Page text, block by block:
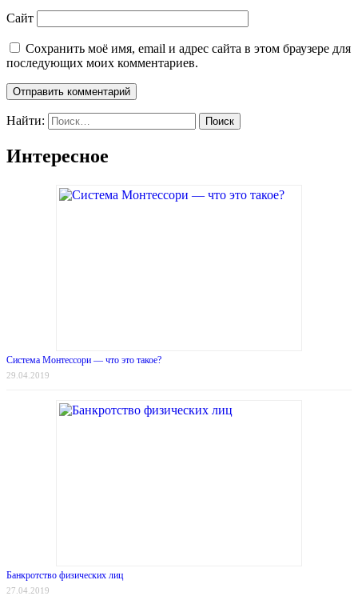
Сайт
Сохранить моё имя, email и адрес сайта в этом браузере для
последующих моих комментариев.
Найти:
Интересное
Система Монтессори — что это такое?
29.04.2019
Банкротство физических лиц
27.04.2019